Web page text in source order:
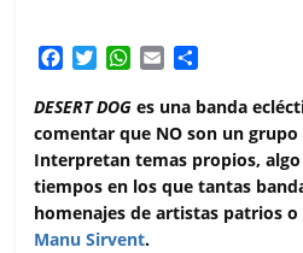
c
e
b
o
o
k
i
t
t
e
r
W
a
t
s
A
p
p
a
i
l
m
p
a
r
i
DESERT DOG es una banda
comentar que NO son un grupo
Interpretan temas propios,
tiempos en los que tantas
homenajes de artistas patrios
Manu Sirvent.